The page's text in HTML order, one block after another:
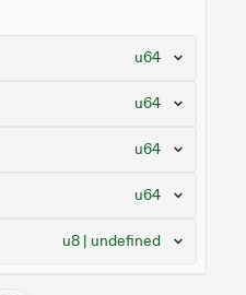
u64
u64
u64
u64
u8 | undefined